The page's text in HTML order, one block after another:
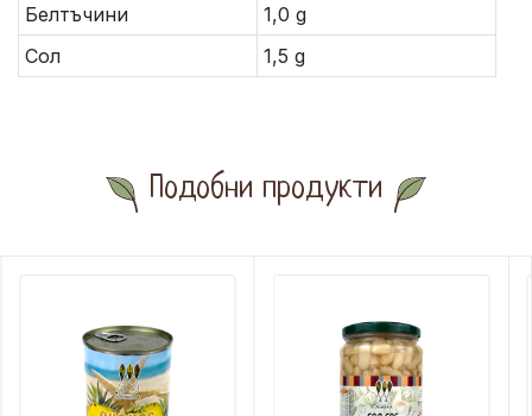
Белтъчини
1,0 g
Сол
1,5 g
Подобни продукти